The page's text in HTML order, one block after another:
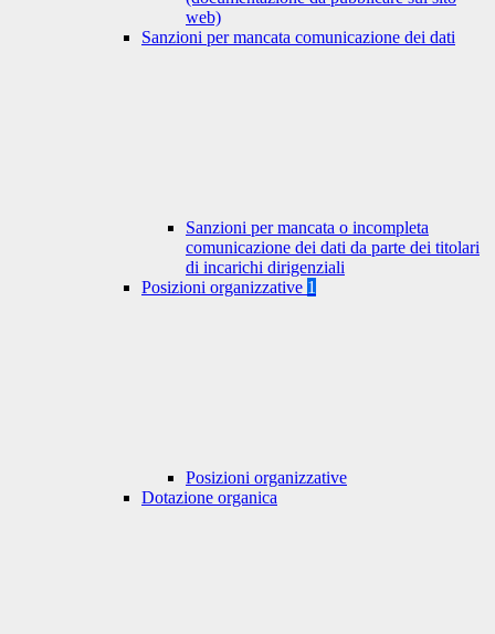
web)
Sanzioni per mancata comunicazione dei dati
Sanzioni per mancata o incompleta
comunicazione dei dati da parte dei titolari
di incarichi dirigenziali
Posizioni organizzative 1
Posizioni organizzative
Dotazione organica